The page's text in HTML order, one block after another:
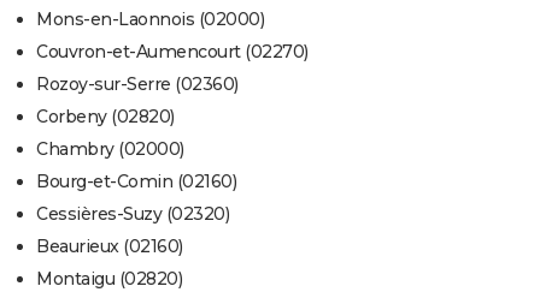
Mons-en-Laonnois (02000)
Couvron-et-Aumencourt (02270)
Rozoy-sur-Serre (02360)
Corbeny (02820)
Chambry (02000)
Bourg-et-Comin (02160)
Cessières-Suzy (02320)
Beaurieux (02160)
Montaigu (02820)